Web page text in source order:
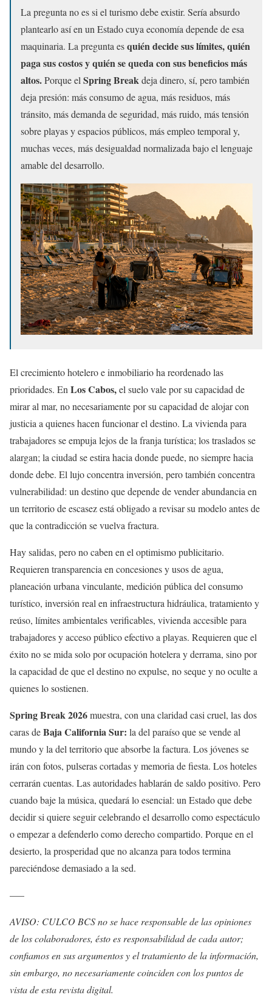
La pregunta no es si el turismo debe existir. Sería absurdo
plantearlo así en un Estado cuya economía depende de esa
maquinaria. La pregunta esquién decide sus límites, quién
paga sus costos y quién se queda con sus beneficios más
altos.Porque el Spring Breakdeja dinero, sí, pero también
deja presión: más consumo de agua, más residuos, más
tránsito, más demanda de seguridad, más ruido, más tensión
sobre playas y espacios públicos, más empleo temporal y,
muchas veces, más desigualdad normalizada bajo el lenguaje
amable del desarrollo.
El crecimiento hotelero e inmobiliario ha reordenado las
prioridades. En Los Cabos,el suelo vale por su capacidad de
mirar al mar, no necesariamente por su capacidad de alojar con
justicia a quienes hacen funcionar el destino. La vivienda para
trabajadores se empuja lejos de la franja turística; los traslados se
alargan; la ciudad se estira hacia donde puede, no siempre hacia
donde debe. El lujo concentra inversión, pero también concentra
vulnerabilidad: un destino que depende de vender abundancia en
un territorio de escasez está obligado a revisar su modelo antes de
que la contradicción se vuelva fractura.
Hay salidas, pero no caben en el optimismo publicitario.
Requieren transparencia en concesiones y usos de agua,
planeación urbana vinculante, medición pública del consumo
turístico, inversión real en infraestructura hidráulica, tratamiento y
reúso, límites ambientales verificables, vivienda accesible para
trabajadores y acceso público efectivo a playas. Requieren que el
éxito no se mida solo por ocupación hotelera y derrama, sino por
la capacidad de que el destino no expulse, no seque y no oculte a
quienes lo sostienen.
Spring Break 2026muestra, con una claridad casi cruel, las dos
caras deBaja California Sur: la del paraíso que se vende al
mundo y la del territorio que absorbe la factura. Los jóvenes se
irán con fotos, pulseras cortadas y memoria de fiesta. Los hoteles
cerrarán cuentas. Las autoridades hablarán de saldo positivo. Pero
cuando baje la música, quedará lo esencial: un Estado que debe
decidir si quiere seguir celebrando el desarrollo como espectáculo
o empezar a defenderlo como derecho compartido. Porque en el
desierto, la prosperidad que no alcanza para todos termina
pareciéndose demasiado a la sed.
—–
AVISO: CULCO BCS no se hace responsable de las opiniones
de los colaboradores, ésto es responsabilidad de cada autor;
confiamos en sus argumentos y el tratamiento de la información,
sin embargo, no necesariamente coinciden con los puntos de
vista de esta revista digital.